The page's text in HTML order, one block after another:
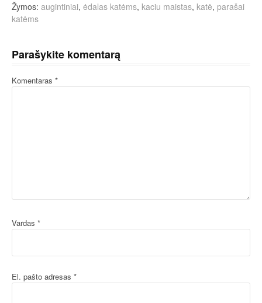
Žymos: augintiniai, ėdalas katėms, kaciu maistas, katė, parašai
katėms
Parašykite komentarą
Komentaras *
Vardas *
El. pašto adresas *